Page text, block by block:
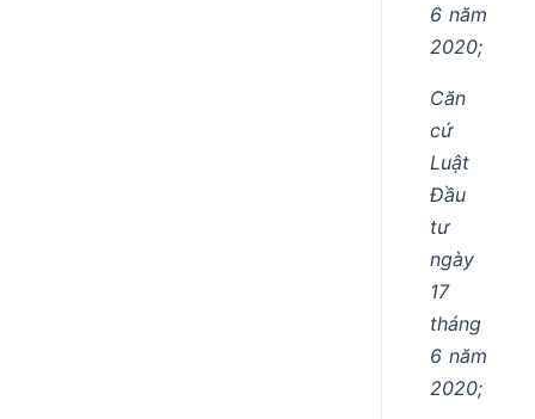
6 năm
2020;
Căn
cứ
Luật
Đầu
tư
ngày
17
tháng
6 năm
2020;